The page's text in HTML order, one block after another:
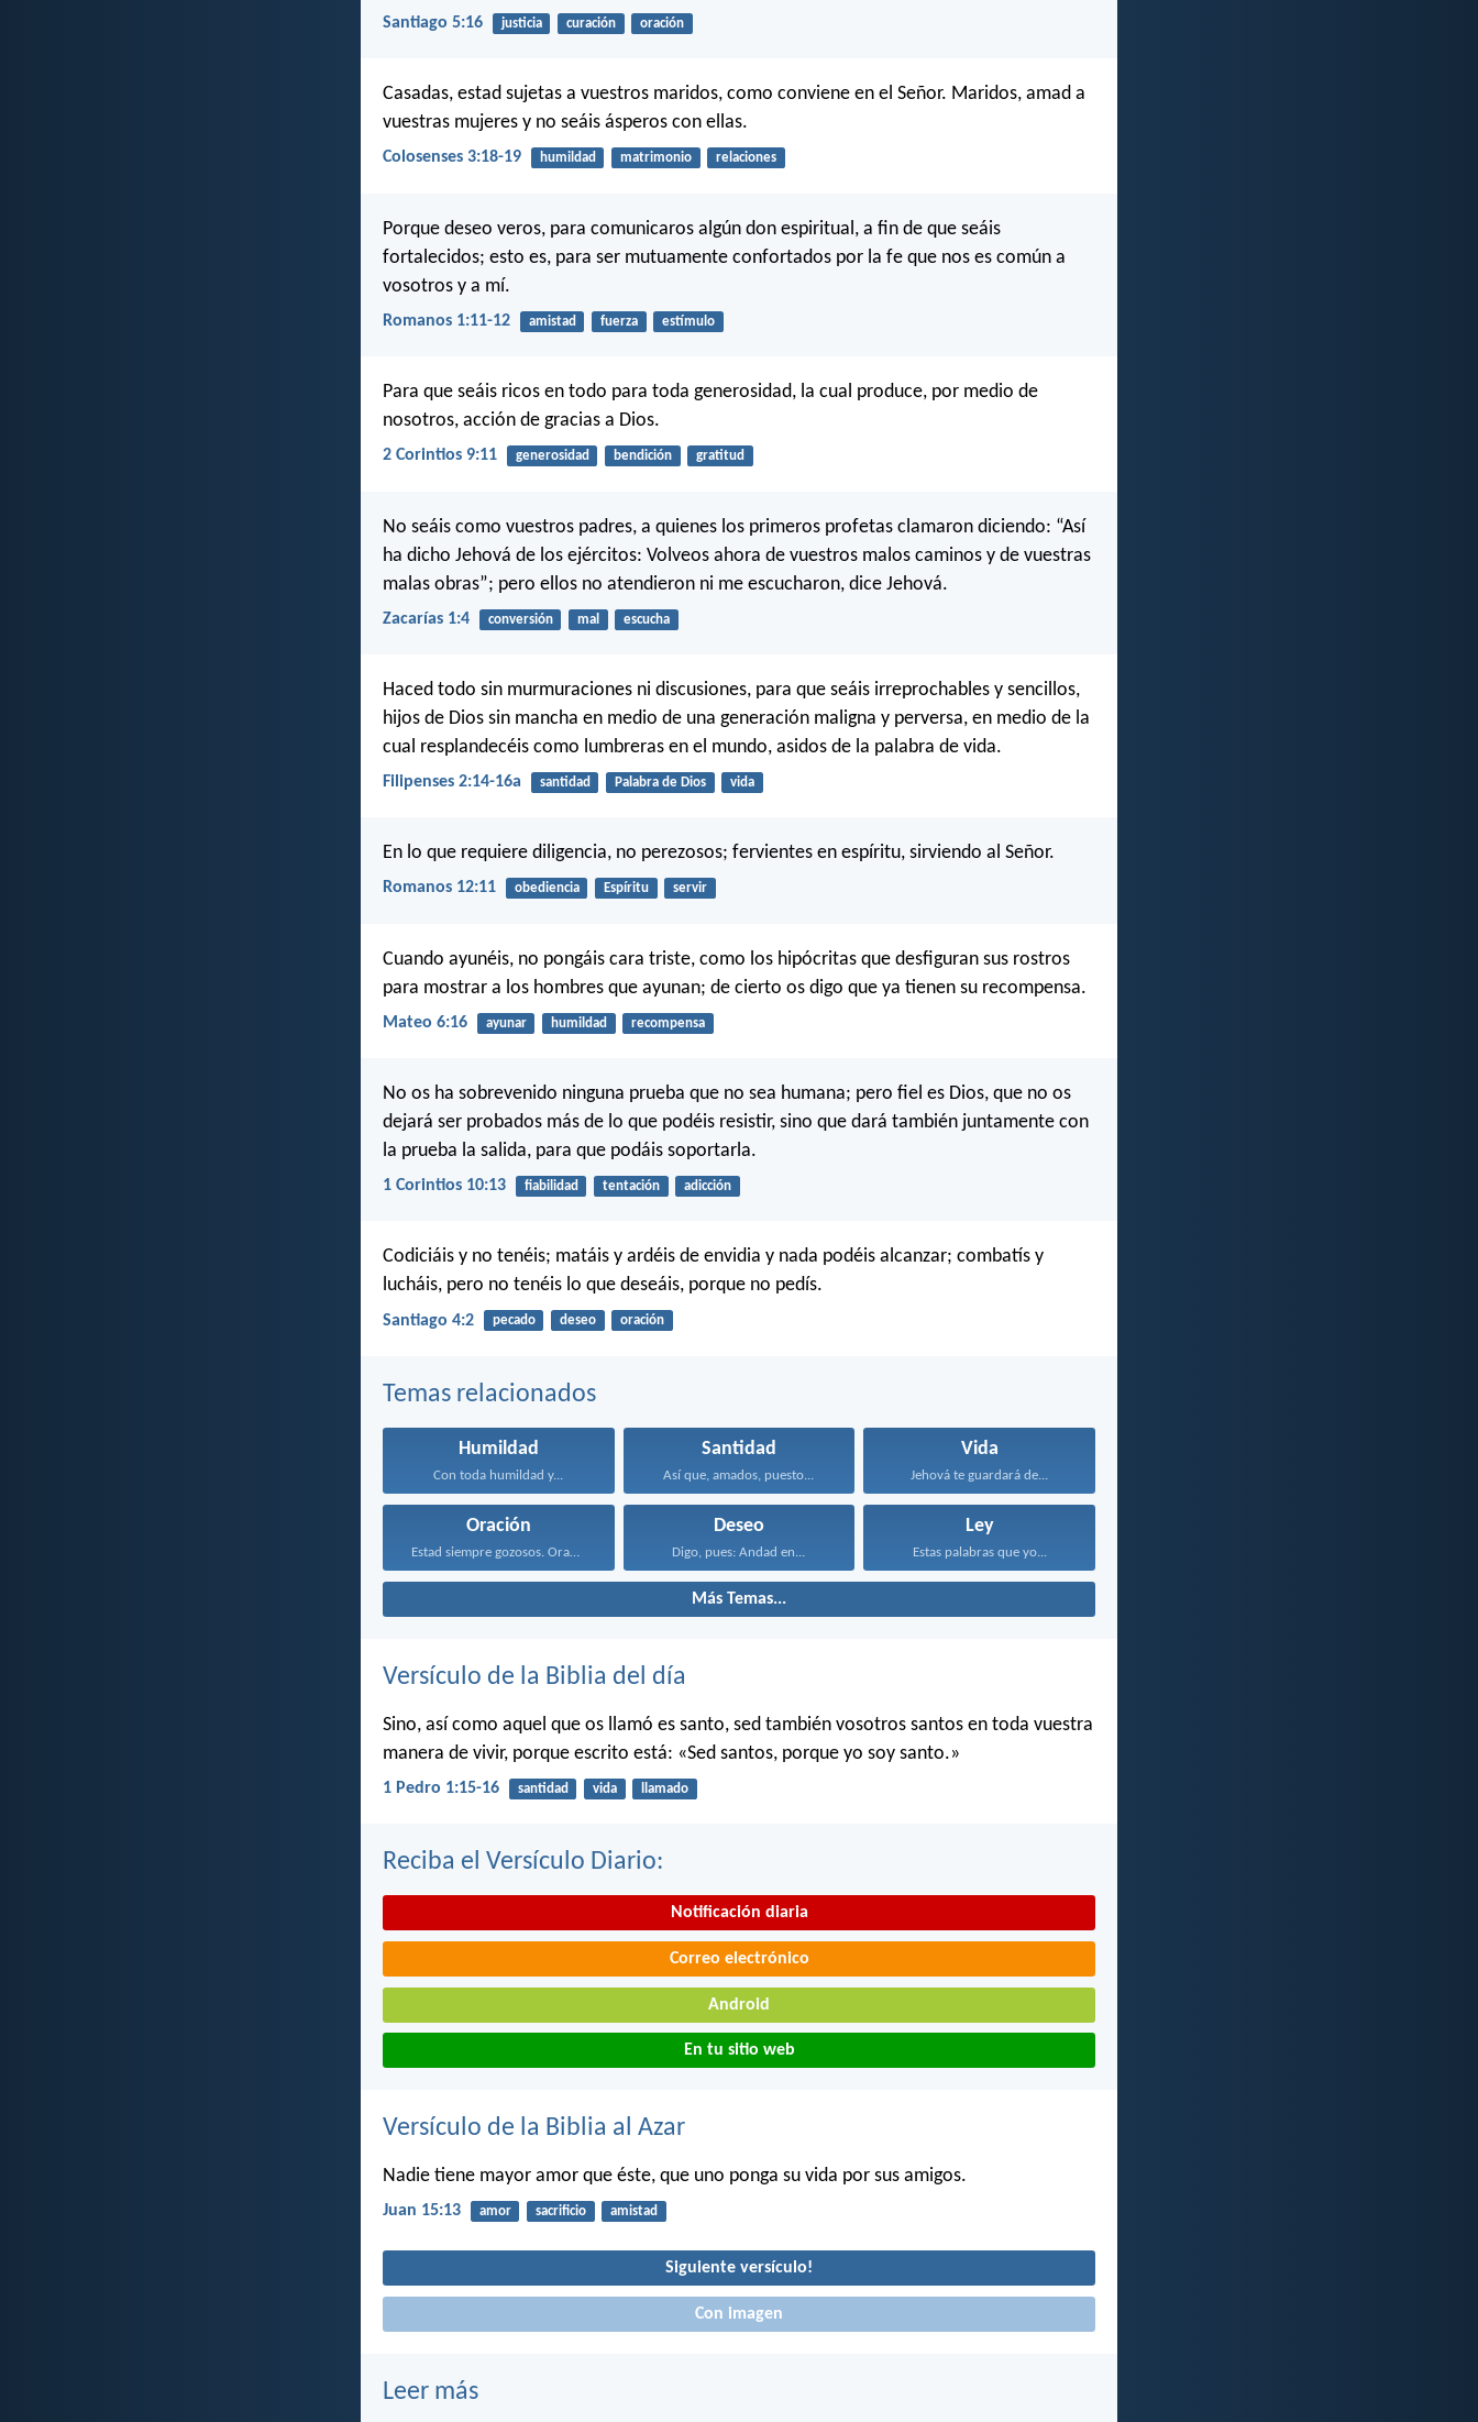
Santiago 5:16 justicia curación oración
Casadas, estad sujetas a vuestros maridos, como conviene en el Señor. Maridos, amad a
vuestras mujeres y no seáis ásperos con ellas.
Colosenses 3:18-19 humildad matrimonio relaciones
Porque deseo veros, para comunicaros algún don espiritual, a fin de que seáis
fortalecidos; esto es, para ser mutuamente confortados por la fe que nos es común a
vosotros y a mí.
Romanos 1:11-12 amistad fuerza estímulo
Para que seáis ricos en todo para toda generosidad, la cual produce, por medio de
nosotros, acción de gracias a Dios.
2 Corintios 9:11 generosidad bendición gratitud
No seáis como vuestros padres, a quienes los primeros profetas clamaron diciendo: “Así
ha dicho Jehová de los ejércitos: Volveos ahora de vuestros malos caminos y de vuestras
malas obras”; pero ellos no atendieron ni me escucharon, dice Jehová.
Zacarías 1:4 conversión mal escucha
Haced todo sin murmuraciones ni discusiones, para que seáis irreprochables y sencillos,
hijos de Dios sin mancha en medio de una generación maligna y perversa, en medio de la
cual resplandecéis como lumbreras en el mundo, asidos de la palabra de vida.
Filipenses 2:14-16a santidad Palabra de Dios vida
En lo que requiere diligencia, no perezosos; fervientes en espíritu, sirviendo al Señor.
Romanos 12:11 obediencia Espíritu servir
Cuando ayunéis, no pongáis cara triste, como los hipócritas que desfiguran sus rostros
para mostrar a los hombres que ayunan; de cierto os digo que ya tienen su recompensa.
Mateo 6:16 ayunar humildad recompensa
No os ha sobrevenido ninguna prueba que no sea humana; pero fiel es Dios, que no os
dejará ser probados más de lo que podéis resistir, sino que dará también juntamente con
la prueba la salida, para que podáis soportarla.
1 Corintios 10:13 fiabilidad tentación adicción
Codiciáis y no tenéis; matáis y ardéis de envidia y nada podéis alcanzar; combatís y
lucháis, pero no tenéis lo que deseáis, porque no pedís.
Santiago 4:2 pecado deseo oración
Temas relacionados
Humildad
Con toda humildad y...
Santidad
Así que, amados, puesto...
Vida
Jehová te guardará de...
Oración
Estad siempre gozosos. Orad...
Deseo
Digo, pues: Andad en...
Ley
Estas palabras que yo...
Más Temas...
Versículo de la Biblia del día
Sino, así como aquel que os llamó es santo, sed también vosotros santos en toda vuestra
manera de vivir, porque escrito está: «Sed santos, porque yo soy santo.»
1 Pedro 1:15-16 santidad vida llamado
Reciba el Versículo Diario:
Notificación diaria
Correo electrónico
Android
En tu sitio web
Versículo de la Biblia al Azar
Nadie tiene mayor amor que éste, que uno ponga su vida por sus amigos.
Juan 15:13 amor sacrificio amistad
Siguiente versículo!
Con imagen
Leer más